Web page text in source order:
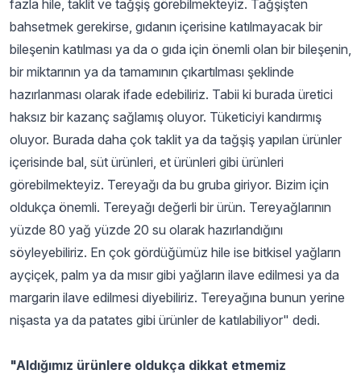
fazla hile, taklit ve tağşiş görebilmekteyiz. Tağşişten
bahsetmek gerekirse, gıdanın içerisine katılmayacak bir
bileşenin katılması ya da o gıda için önemli olan bir bileşenin,
bir miktarının ya da tamamının çıkartılması şeklinde
hazırlanması olarak ifade edebiliriz. Tabii ki burada üretici
haksız bir kazanç sağlamış oluyor. Tüketiciyi kandırmış
oluyor. Burada daha çok taklit ya da tağşiş yapılan ürünler
içerisinde bal, süt ürünleri, et ürünleri gibi ürünleri
görebilmekteyiz. Tereyağı da bu gruba giriyor. Bizim için
oldukça önemli. Tereyağı değerli bir ürün. Tereyağlarının
yüzde 80 yağ yüzde 20 su olarak hazırlandığını
söyleyebiliriz. En çok gördüğümüz hile ise bitkisel yağların
ayçiçek, palm ya da mısır gibi yağların ilave edilmesi ya da
margarin ilave edilmesi diyebiliriz. Tereyağına bunun yerine
nişasta ya da patates gibi ürünler de katılabiliyor" dedi.
"Aldığımız ürünlere oldukça dikkat etmemiz